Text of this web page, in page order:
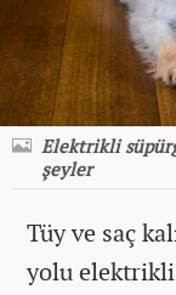
Elektrikli
şeyler
Tüy ve saç
yolu